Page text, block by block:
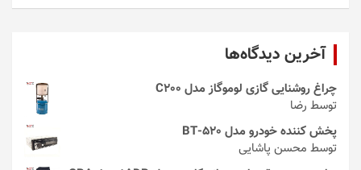
آخرین دیدگاه‌ها
چراغ روشنایی گازی لوموگاز مدل C200
توسط رضا
پخش کننده خودرو مدل 520-BT
توسط محسن پاشایی